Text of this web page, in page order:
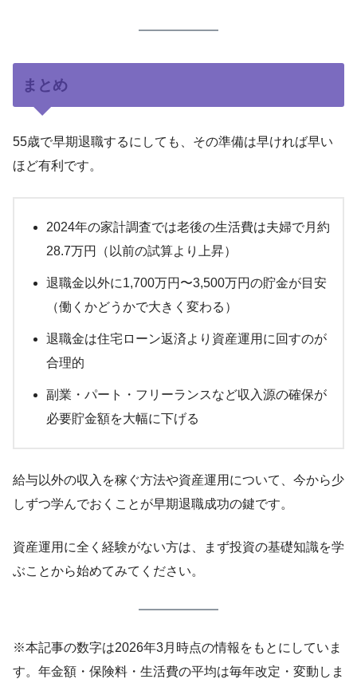
まとめ
55歳で早期退職するにしても、その準備は早ければ早い
ほど有利です。
2024年の家計調査では老後の生活費は夫婦で月約
28.7万円（以前の試算より上昇）
退職金以外に1,700万円〜3,500万円の貯金が目安
（働くかどうかで大きく変わる）
退職金は住宅ローン返済より資産運用に回すのが
合理的
副業・パート・フリーランスなど収入源の確保が
必要貯金額を大幅に下げる
給与以外の収入を稼ぐ方法や資産運用について、今から少
しずつ学んでおくことが早期退職成功の鍵です。
資産運用に全く経験がない方は、まず投資の基礎知識を学
ぶことから始めてみてください。
※本記事の数字は2026年3月時点の情報をもとにしていま
す。年金額・保険料・生活費の平均は毎年改定・変動しま